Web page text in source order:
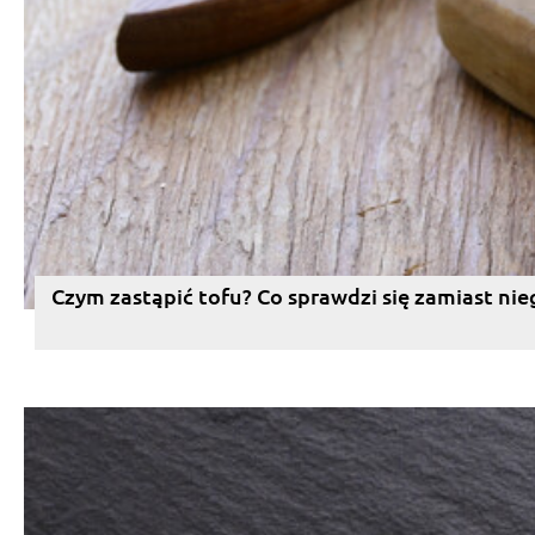
Czym zastąpić tofu? Co sprawdzi się zamiast